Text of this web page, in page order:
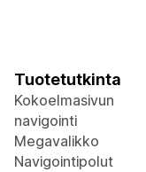
Tuotetutkinta
Kokoelmasivun
navigointi
Megavalikko
Navigointipolut